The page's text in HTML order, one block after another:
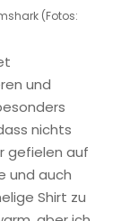
(Fotos:
und
nichts
gefielen auf
und auch
Shirt zu